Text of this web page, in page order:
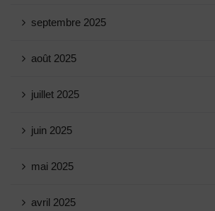
septembre 2025
août 2025
juillet 2025
juin 2025
mai 2025
avril 2025